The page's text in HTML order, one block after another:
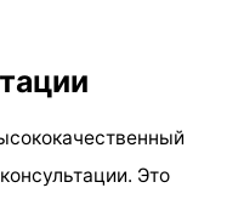
Это